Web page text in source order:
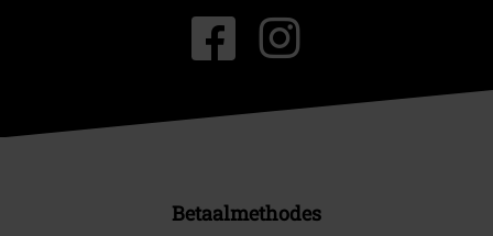
Betaalmethodes